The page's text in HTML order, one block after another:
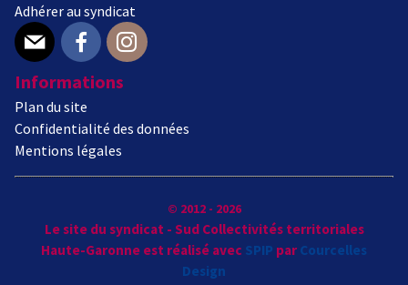
Adhérer au syndicat
E-mail Facebook
Informations
Plan du site
Confidentialité des données
Mentions légales
© 2012 - 2026
Le site du syndicat - Sud Collectivités territoriales
Haute-Garonne est réalisé avec SPIP par Courcelles
Design